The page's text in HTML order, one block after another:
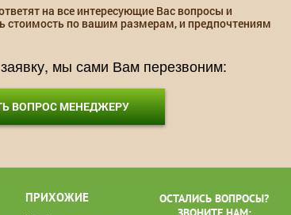
на все интересующие Вас вопросы и
стоимость по вашим размерам, и предпочтениям
мы сами Вам перезвоним:
ВОПРОС МЕНЕДЖЕРУ
ПРИХОЖИЕ
ОСТАЛИСЬ ВОПРОСЫ?